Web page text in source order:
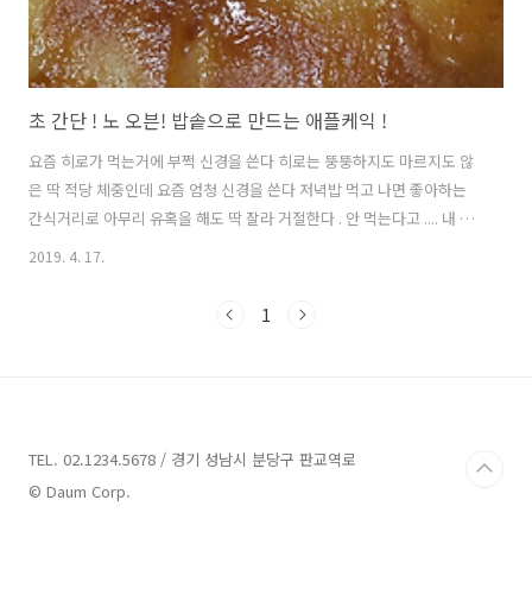
초 간단 ! 노 오븐! 밥솥으로 만드는 애플케익 !
요즘 히로가 먹는거에 부쩍 신경을 쓴다 히로는 뚱뚱하지도 마르지도 않
은 딱 적당 체중인데 요즘 엄청 신경을 쓴다 저녁밥 먹고 나면 좋아하는
간식거리로 아무리 유혹을 해도 딱 잘라 거절한다 . 안 먹는다고 .... 내 자
식이지만 어떨땐 참 독하다 싶을때가 있다 그래서 가끔 집에서 간식거리
에 만드는 건 노 오븐 요리 초 간단한 밥솥 애플케잌이다 애플 케잌이다
2019. 4. 17.
1
TEL. 02.1234.5678 / 경기 성남시 분당구 판교역로
© Daum Corp.